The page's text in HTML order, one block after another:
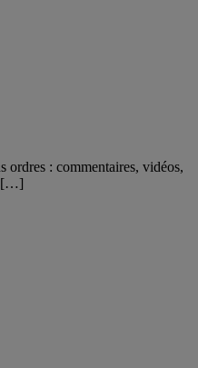
ordres : commentaires, vidéos,
[…]